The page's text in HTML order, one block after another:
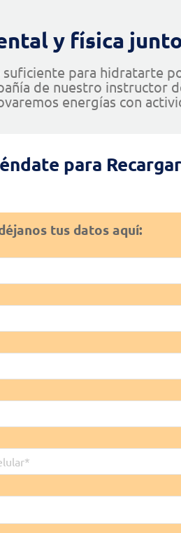
y física
para hidratarte
de nuestro instructor
energías con
para
tus datos aquí: